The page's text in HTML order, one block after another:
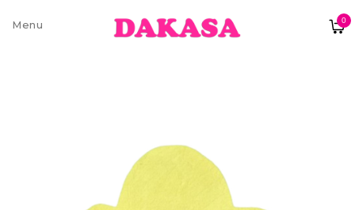
0
Sobre nós
Pagamentos e Envios